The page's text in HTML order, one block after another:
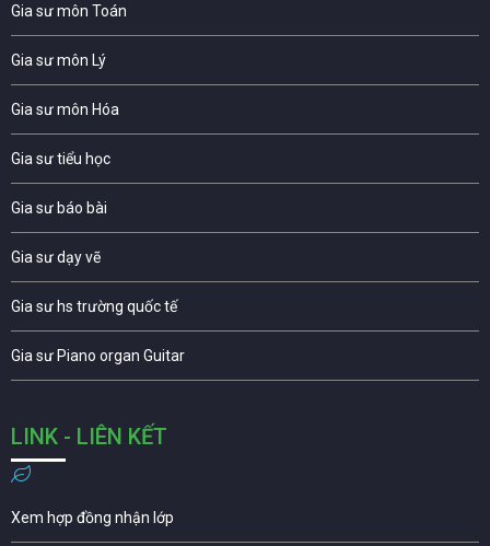
Gia sư môn Toán
Gia sư môn Lý
Gia sư môn Hóa
Gia sư tiểu học
Gia sư báo bài
Gia sư dạy vẽ
Gia sư hs trường quốc tế
Gia sư Piano organ Guitar
LINK - LIÊN KẾT
Xem hợp đồng nhận lớp